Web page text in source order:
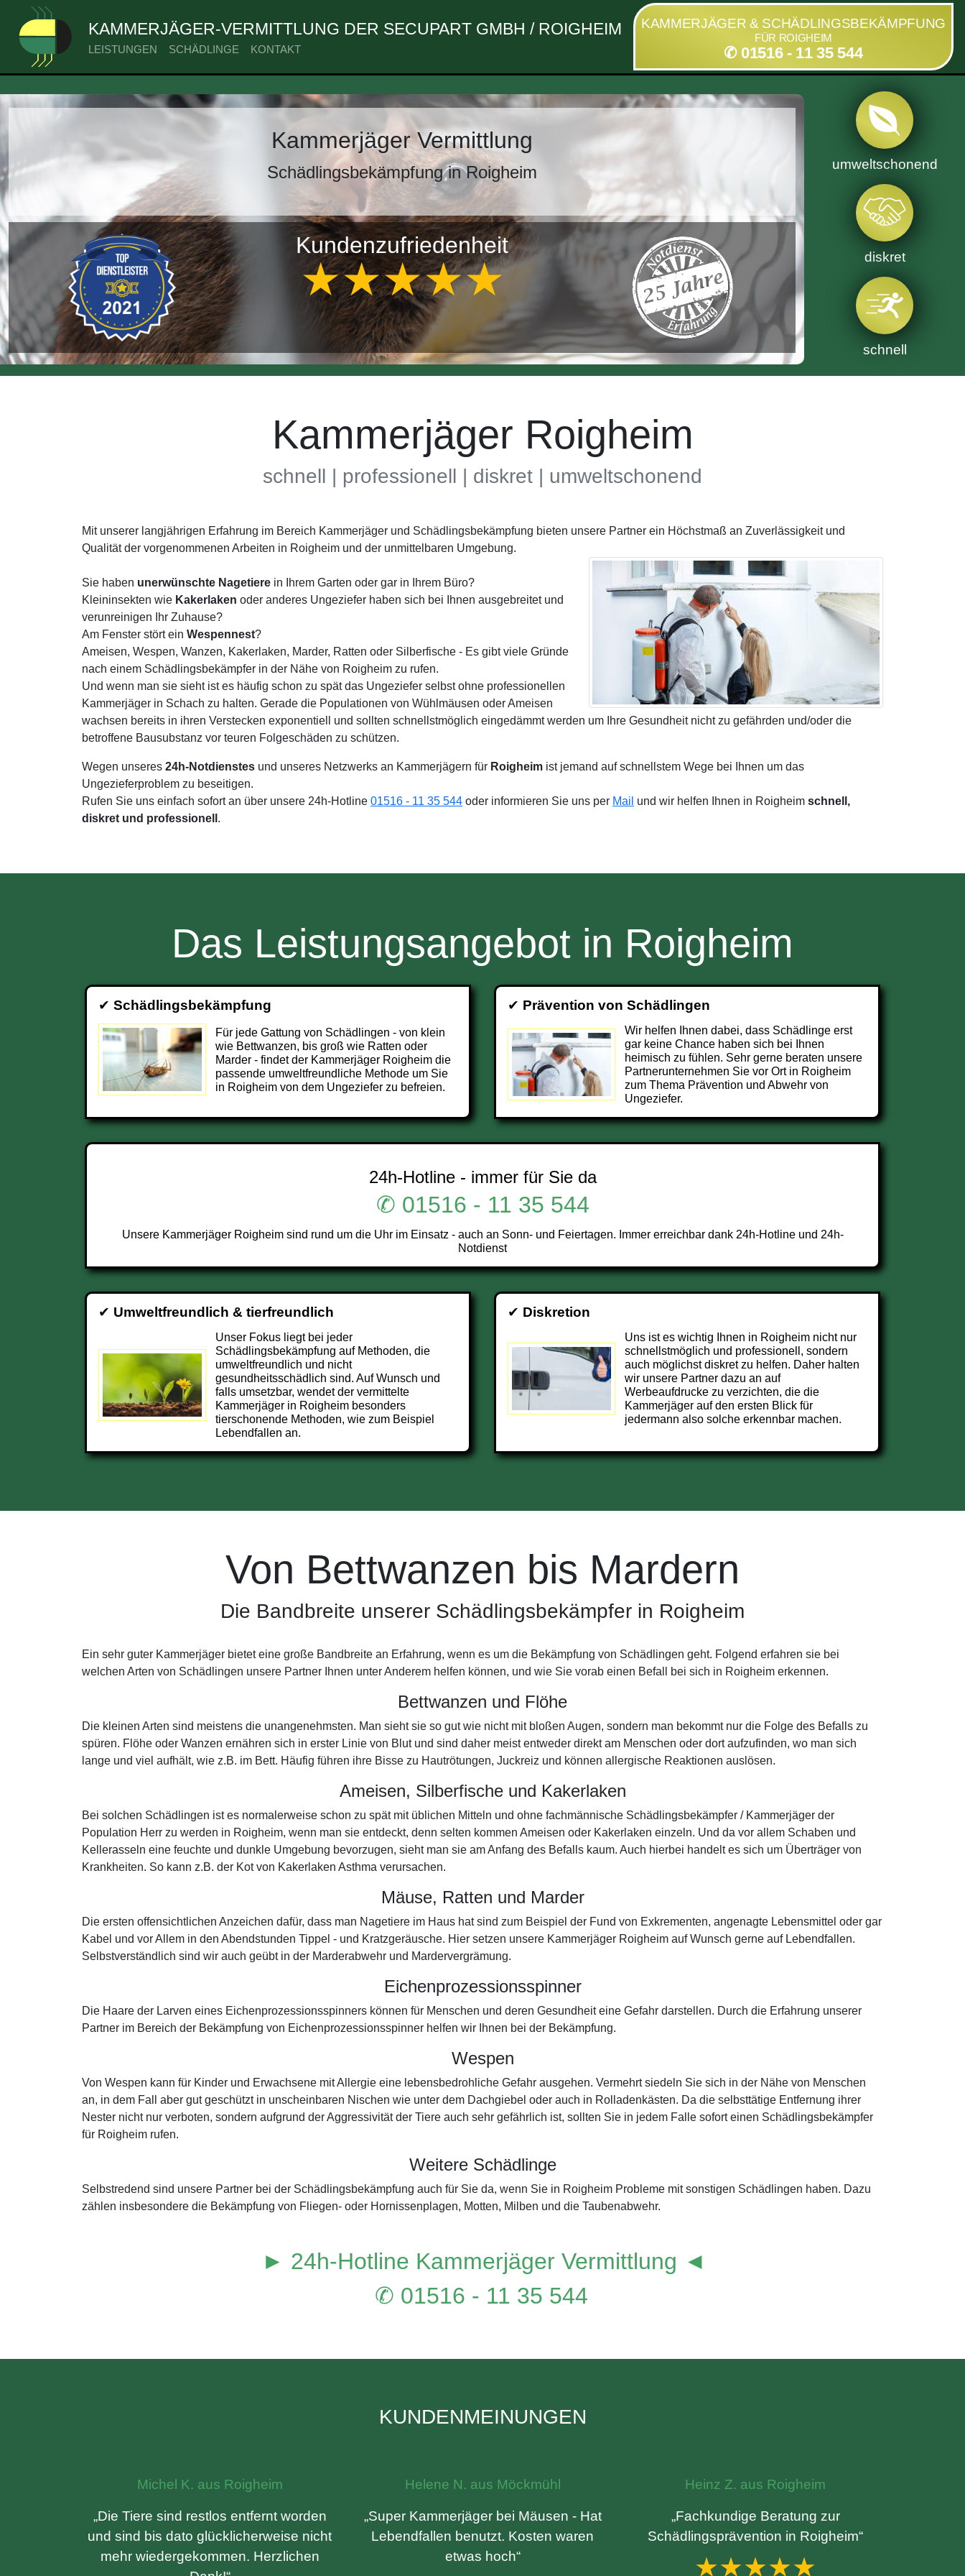
KAMMERJÄGER-VERMITTLUNG DER SECUPART GMBH / ROIGHEIM
LEISTUNGEN SCHÄDLINGE KONTAKT
KAMMERJÄGER & SCHÄDLINGSBEKÄMPFUNG
FÜR ROIGHEIM
✆ 01516 - 11 35 544
Kammerjäger Vermittlung
Schädlingsbekämpfung in Roigheim
Kundenzufriedenheit
★★★★★
umweltschonend
diskret
schnell
Kammerjäger Roigheim
schnell | professionell | diskret | umweltschonend
Mit unserer langjährigen Erfahrung im Bereich Kammerjäger und Schädlingsbekämpfung bieten unsere Partner ein Höchstmaß an Zuverlässigkeit und
Qualität der vorgenommenen Arbeiten in Roigheim und der unmittelbaren Umgebung.
Sie haben unerwünschte Nagetiere in Ihrem Garten oder gar in Ihrem Büro?
Kleininsekten wie Kakerlaken oder anderes Ungeziefer haben sich bei Ihnen ausgebreitet und
verunreinigen Ihr Zuhause?
Am Fenster stört ein Wespennest?
Ameisen, Wespen, Wanzen, Kakerlaken, Marder, Ratten oder Silberfische - Es gibt viele Gründe
nach einem Schädlingsbekämpfer in der Nähe von Roigheim zu rufen.
Und wenn man sie sieht ist es häufig schon zu spät das Ungeziefer selbst ohne professionellen
Kammerjäger in Schach zu halten. Gerade die Populationen von Wühlmäusen oder Ameisen
wachsen bereits in ihren Verstecken exponentiell und sollten schnellstmöglich eingedämmt werden um Ihre Gesundheit nicht zu gefährden und/oder die
betroffene Bausubstanz vor teuren Folgeschäden zu schützen.
Wegen unseres 24h-Notdienstes und unseres Netzwerks an Kammerjägern für Roigheim ist jemand auf schnellstem Wege bei Ihnen um das
Ungezieferproblem zu beseitigen.
Rufen Sie uns einfach sofort an über unsere 24h-Hotline 01516 - 11 35 544 oder informieren Sie uns per Mail und wir helfen Ihnen in Roigheim schnell,
diskret und professionell .
Das Leistungsangebot in Roigheim
✔ Schädlingsbekämpfung
Für jede Gattung von Schädlingen - von klein
wie Bettwanzen, bis groß wie Ratten oder
Marder - findet der Kammerjäger Roigheim die
passende umweltfreundliche Methode um Sie
in Roigheim von dem Ungeziefer zu befreien.
✔ Prävention von Schädlingen
Wir helfen Ihnen dabei, dass Schädlinge erst
gar keine Chance haben sich bei Ihnen
heimisch zu fühlen. Sehr gerne beraten unsere
Partnerunternehmen Sie vor Ort in Roigheim
zum Thema Prävention und Abwehr von
Ungeziefer.
24h-Hotline - immer für Sie da
✆ 01516 - 11 35 544
Unsere Kammerjäger Roigheim sind rund um die Uhr im Einsatz - auch an Sonn- und Feiertagen. Immer erreichbar dank 24h-Hotline und 24h-
Notdienst
✔ Umweltfreundlich & tierfreundlich
Unser Fokus liegt bei jeder
Schädlingsbekämpfung auf Methoden, die
umweltfreundlich und nicht
gesundheitsschädlich sind. Auf Wunsch und
falls umsetzbar, wendet der vermittelte
Kammerjäger in Roigheim besonders
tierschonende Methoden, wie zum Beispiel
Lebendfallen an.
✔ Diskretion
Uns ist es wichtig Ihnen in Roigheim nicht nur
schnellstmöglich und professionell, sondern
auch möglichst diskret zu helfen. Daher halten
wir unsere Partner dazu an auf
Werbeaufdrucke zu verzichten, die die
Kammerjäger auf den ersten Blick für
jedermann also solche erkennbar machen.
Von Bettwanzen bis Mardern
Die Bandbreite unserer Schädlingsbekämpfer in Roigheim
Ein sehr guter Kammerjäger bietet eine große Bandbreite an Erfahrung, wenn es um die Bekämpfung von Schädlingen geht. Folgend erfahren sie bei
welchen Arten von Schädlingen unsere Partner Ihnen unter Anderem helfen können, und wie Sie vorab einen Befall bei sich in Roigheim erkennen.
Bettwanzen und Flöhe
Die kleinen Arten sind meistens die unangenehmsten. Man sieht sie so gut wie nicht mit bloßen Augen, sondern man bekommt nur die Folge des Befalls zu
spüren. Flöhe oder Wanzen ernähren sich in erster Linie von Blut und sind daher meist entweder direkt am Menschen oder dort aufzufinden, wo man sich
lange und viel aufhält, wie z.B. im Bett. Häufig führen ihre Bisse zu Hautrötungen, Juckreiz und können allergische Reaktionen auslösen.
Ameisen, Silberfische und Kakerlaken
Bei solchen Schädlingen ist es normalerweise schon zu spät mit üblichen Mitteln und ohne fachmännische Schädlingsbekämpfer / Kammerjäger der
Population Herr zu werden in Roigheim, wenn man sie entdeckt, denn selten kommen Ameisen oder Kakerlaken einzeln. Und da vor allem Schaben und
Kellerasseln eine feuchte und dunkle Umgebung bevorzugen, sieht man sie am Anfang des Befalls kaum. Auch hierbei handelt es sich um Überträger von
Krankheiten. So kann z.B. der Kot von Kakerlaken Asthma verursachen.
Mäuse, Ratten und Marder
Die ersten offensichtlichen Anzeichen dafür, dass man Nagetiere im Haus hat sind zum Beispiel der Fund von Exkrementen, angenagte Lebensmittel oder gar
Kabel und vor Allem in den Abendstunden Tippel - und Kratzgeräusche. Hier setzen unsere Kammerjäger Roigheim auf Wunsch gerne auf Lebendfallen.
Selbstverständlich sind wir auch geübt in der Marderabwehr und Mardervergrämung.
Eichenprozessionsspinner
Die Haare der Larven eines Eichenprozessionsspinners können für Menschen und deren Gesundheit eine Gefahr darstellen. Durch die Erfahrung unserer
Partner im Bereich der Bekämpfung von Eichenprozessionsspinner helfen wir Ihnen bei der Bekämpfung.
Wespen
Von Wespen kann für Kinder und Erwachsene mit Allergie eine lebensbedrohliche Gefahr ausgehen. Vermehrt siedeln Sie sich in der Nähe von Menschen
an, in dem Fall aber gut geschützt in unscheinbaren Nischen wie unter dem Dachgiebel oder auch in Rolladenkästen. Da die selbsttätige Entfernung ihrer
Nester nicht nur verboten, sondern aufgrund der Aggressivität der Tiere auch sehr gefährlich ist, sollten Sie in jedem Falle sofort einen Schädlingsbekämpfer
für Roigheim rufen.
Weitere Schädlinge
Selbstredend sind unsere Partner bei der Schädlingsbekämpfung auch für Sie da, wenn Sie in Roigheim Probleme mit sonstigen Schädlingen haben. Dazu
zählen insbesondere die Bekämpfung von Fliegen- oder Hornissenplagen, Motten, Milben und die Taubenabwehr.
► 24h-Hotline Kammerjäger Vermittlung ◄
✆ 01516 - 11 35 544
KUNDENMEINUNGEN
Michel K. aus Roigheim
„Die Tiere sind restlos entfernt worden
und sind bis dato glücklicherweise nicht
mehr wiedergekommen. Herzlichen
Helene N. aus Möckmühl
„Super Kammerjäger bei Mäusen - Hat
Lebendfallen benutzt. Kosten waren
etwas hoch“
Heinz Z. aus Roigheim
„Fachkundige Beratung zur
Schädlingsprävention in Roigheim“
★★★★★